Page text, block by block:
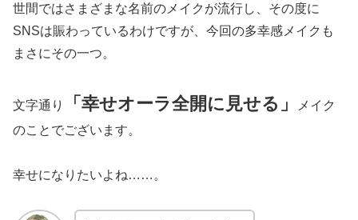
世間ではさまざまな名前のメイクが流行し、その度に
SNSは賑わっているわけですが、今回の多幸感メイクも
まさにその一つ。
文字通り 「幸せオーラ全開に見せる」
メイク
のことでございます。
幸せになりたいよね……。